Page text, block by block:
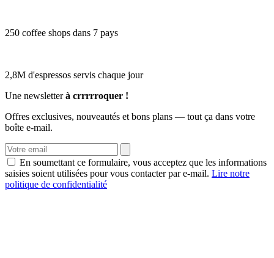
250 coffee shops dans 7 pays
2,8M d'espressos servis chaque jour
Une newsletterà crrrrroquer !
Offres exclusives, nouveautés et bons plans — tout ça dans votre
boîte e-mail.
En soumettant ce formulaire, vous acceptez que les informations
saisies soient utilisées pour vous contacter par e-mail. Lire notre
politique de confidentialité